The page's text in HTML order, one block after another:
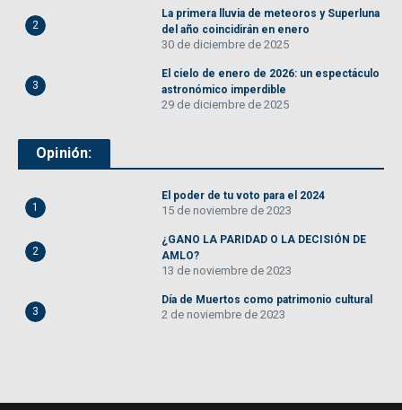
2
La primera lluvia de meteoros y Superluna
del año coincidirán en enero
30 de diciembre de 2025
3
El cielo de enero de 2026: un espectáculo
astronómico imperdible
29 de diciembre de 2025
Opinión:
1
El poder de tu voto para el 2024
15 de noviembre de 2023
2
¿GANO LA PARIDAD O LA DECISIÓN DE
AMLO?
13 de noviembre de 2023
3
Día de Muertos como patrimonio cultural
2 de noviembre de 2023